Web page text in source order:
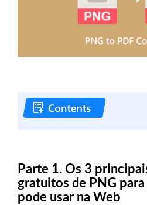
Parte 1. Os 3
gratuitos de PNG
pode usar na Web